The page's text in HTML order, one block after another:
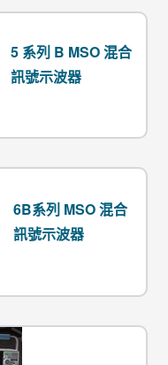
5 系列 B MSO 混合
訊號示波器
6B系列 MSO 混合
訊號示波器